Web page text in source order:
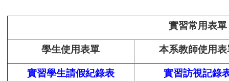
實習常用表單
學生使用表單 本系教師使用表
實習學生請假紀錄表 實習訪視記錄